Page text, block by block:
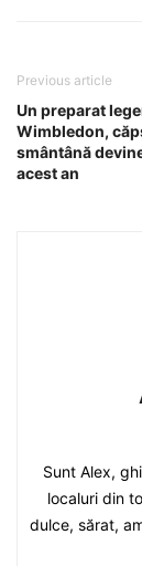
Previous article
Un preparat
Wimbledon,
smântână
acest an
Sunt Alex,
localuri din
dulce, sărat,